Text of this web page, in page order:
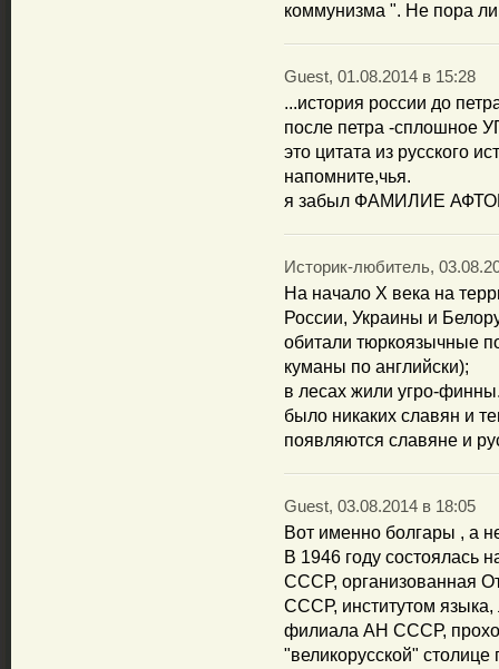
коммунизма ". Не пора ли
Guest, 01.08.2014 в 15:28
...история россии до
после петра -
это цитата из русского
напомните,чья.
я забыл ФАМИЛИЕ
Историк-любитель,
На начало Х века на
России, Украины и
обитали тюркоязычные
куманы по английски);
в лесах жили угро-
было никаких славян и
появляются славяне и
Guest, 03.08.2014 в 18:05
Вот именно болгары , а
В 1946 году состоялась
СССР, организованная
СССР, институтом языка,
филиала АН СССР,
"великорусской"